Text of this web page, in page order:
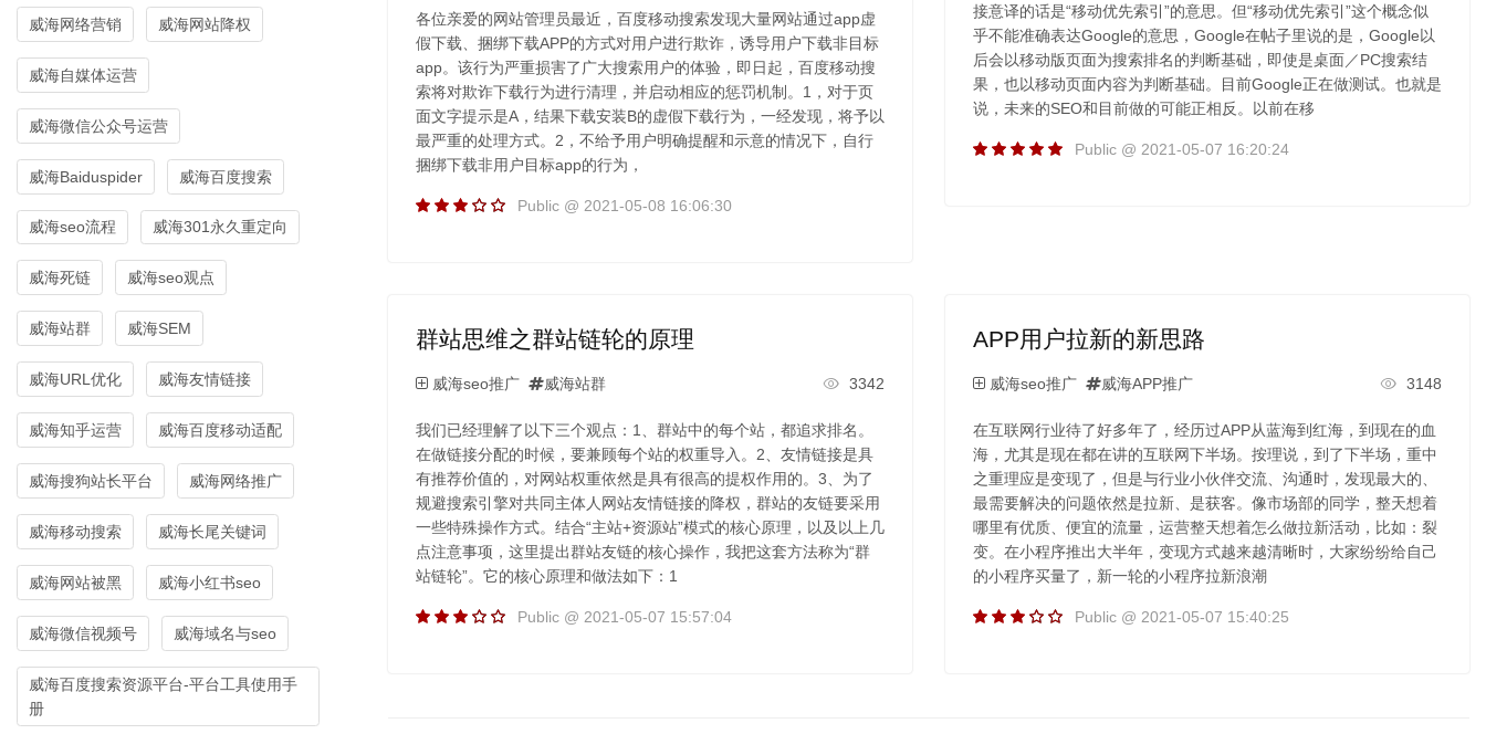
威海网络营销 威海网站降权
威海自媒体运营
威海微信公众号运营
威海Baiduspider 威海百度搜索
威海seo流程 威海301永久重定向
威海死链 威海seo观点
威海站群 威海SEM
威海URL优化 威海友情链接
威海知乎运营 威海百度移动适配
威海搜狗站长平台 威海网络推广
威海移动搜索 威海长尾关键词
威海网站被黑 威海小红书seo
威海微信视频号 威海域名与seo
威海百度搜索资源平台-平台工具使用手
册
各位亲爱的网站管理员最近，百度移动搜索发现大量网站通过app虚
假下载、捆绑下载APP的方式对用户进行欺诈，诱导用户下载非目标
app。该行为严重损害了广大搜索用户的体验，即日起，百度移动搜
索将对欺诈下载行为进行清理，并启动相应的惩罚机制。1，对于页
面文字提示是A，结果下载安装B的虚假下载行为，一经发现，将予以
最严重的处理方式。2，不给予用户明确提醒和示意的情况下，自行
捆绑下载非用户目标app的行为，
Public @ 2021-05-08 16:06:30
接意译的话是“移动优先索引”的意思。但“移动优先索引”这个概念似
乎不能准确表达Google的意思，Google在帖子里说的是，Google以
后会以移动版页面为搜索排名的判断基础，即使是桌面／PC搜索结
果，也以移动页面内容为判断基础。目前Google正在做测试。也就是
说，未来的SEO和目前做的可能正相反。以前在移
Public @ 2021-05-07 16:20:24
群站思维之群站链轮的原理
威海seo推广 威海站群 3342
我们已经理解了以下三个观点：1、群站中的每个站，都追求排名。
在做链接分配的时候，要兼顾每个站的权重导入。2、友情链接是具
有推荐价值的，对网站权重依然是具有很高的提权作用的。3、为了
规避搜索引擎对共同主体人网站友情链接的降权，群站的友链要采用
一些特殊操作方式。结合“主站+资源站”模式的核心原理，以及以上几
点注意事项，这里提出群站友链的核心操作，我把这套方法称为“群
站链轮”。它的核心原理和做法如下：1
Public @ 2021-05-07 15:57:04
APP用户拉新的新思路
威海seo推广 威海APP推广 3148
在互联网行业待了好多年了，经历过APP从蓝海到红海，到现在的血
海，尤其是现在都在讲的互联网下半场。按理说，到了下半场，重中
之重理应是变现了，但是与行业小伙伴交流、沟通时，发现最大的、
最需要解决的问题依然是拉新、是获客。像市场部的同学，整天想着
哪里有优质、便宜的流量，运营整天想着怎么做拉新活动，比如：裂
变。在小程序推出大半年，变现方式越来越清晰时，大家纷纷给自己
的小程序买量了，新一轮的小程序拉新浪潮
Public @ 2021-05-07 15:40:25